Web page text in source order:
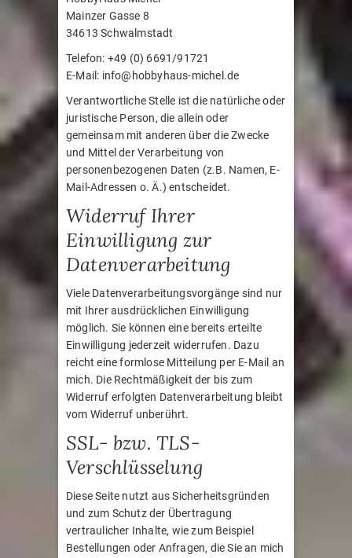
Mainzer Gasse 8
34613 Schwalmstadt
Telefon: +49 (0) 6691/91721
E-Mail: info@hobbyhaus-michel.de
Verantwortliche Stelle ist die natürliche oder
juristische Person, die allein oder
gemeinsam mit anderen über die Zwecke
und Mittel der Verarbeitung von
personenbezogenen Daten (z.B. Namen, E-
Mail-Adressen o. Ä.) entscheidet.
Widerruf Ihrer
Einwilligung zur
Datenverarbeitung
Viele Datenverarbeitungsvorgänge sind nur
mit Ihrer ausdrücklichen Einwilligung
möglich. Sie können eine bereits erteilte
Einwilligung jederzeit widerrufen. Dazu
reicht eine formlose Mitteilung per E-Mail an
mich. Die Rechtmäßigkeit der bis zum
Widerruf erfolgten Datenverarbeitung bleibt
vom Widerruf unberührt.
SSL- bzw. TLS-
Verschlüsselung
Diese Seite nutzt aus Sicherheitsgründen
und zum Schutz der Übertragung
vertraulicher Inhalte, wie zum Beispiel
Bestellungen oder Anfragen, die Sie an mich